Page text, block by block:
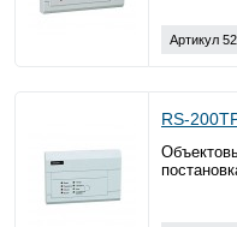
Артикул
RS-